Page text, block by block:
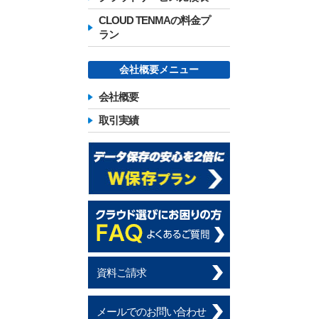
CLOUD TENMAの料金プ
ラン
会社概要メニュー
会社概要
取引実績
資料ご請求
メールでのお問い合わせ